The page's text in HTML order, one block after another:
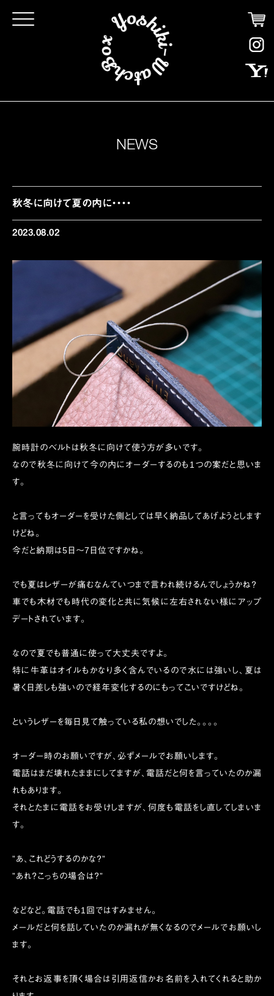
Click
NEWS
秋冬に向けて夏の内に・・・・
2023.08.02
腕時計のベルトは秋冬に向けて使う方が多いです。
なので秋冬に向けて今の内にオーダーするのも1つの案だと思いま
す。
と言ってもオーダーを受けた側としては早く納品してあげようとします
けどね。
今だと納期は5日〜7日位ですかね。
でも夏はレザーが痛むなんていつまで言われ続けるんでしょうかね？
車でも木材でも時代の変化と共に気候に左右されない様にアップ
デートされています。
なので夏でも普通に使って大丈夫ですよ。
特に牛革はオイルもかなり多く含んでいるので水には強いし、夏は
暑く日差しも強いので経年変化するのにもってこいですけどね。
というレザーを毎日見て触っている私の想いでした。。。。
オーダー時のお願いですが、必ずメールでお願いします。
電話はまだ壊れたままにしてますが、電話だと何を言っていたのか漏
れもあります。
それとたまに電話をお受けしますが、何度も電話をし直してしまいま
す。
”あ、これどうするのかな？”
”あれ？こっちの場合は？”
などなど。電話でも1回ではすみません。
メールだと何を話していたのか漏れが無くなるのでメールでお願いし
ます。
それとお返事を頂く場合は引用返信かお名前を入れてくれると助か